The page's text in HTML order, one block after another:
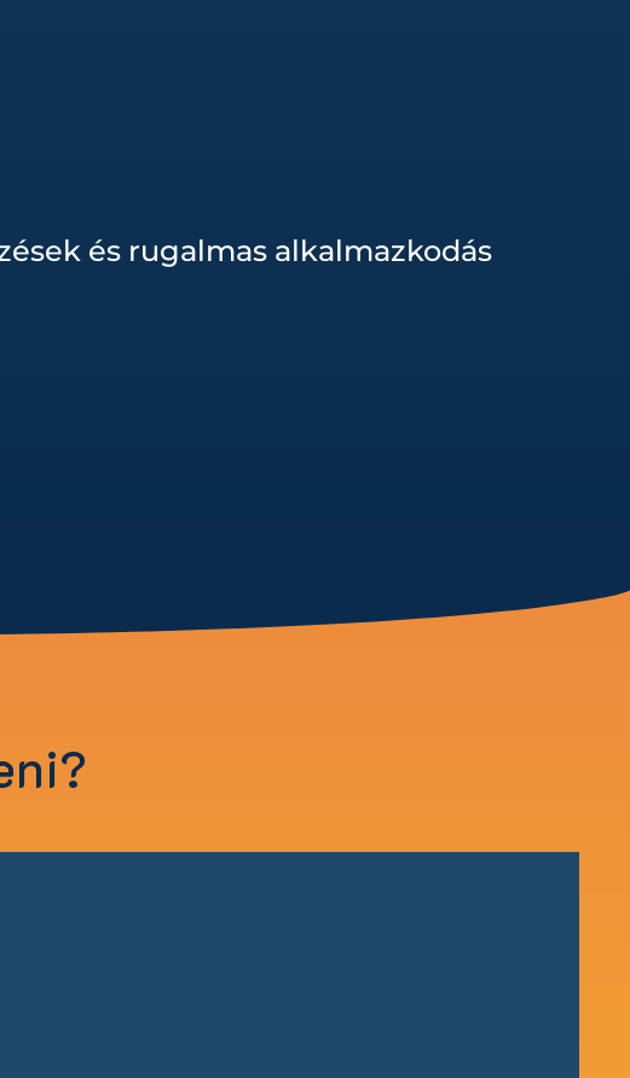
és rugalmas alkalmazkodás